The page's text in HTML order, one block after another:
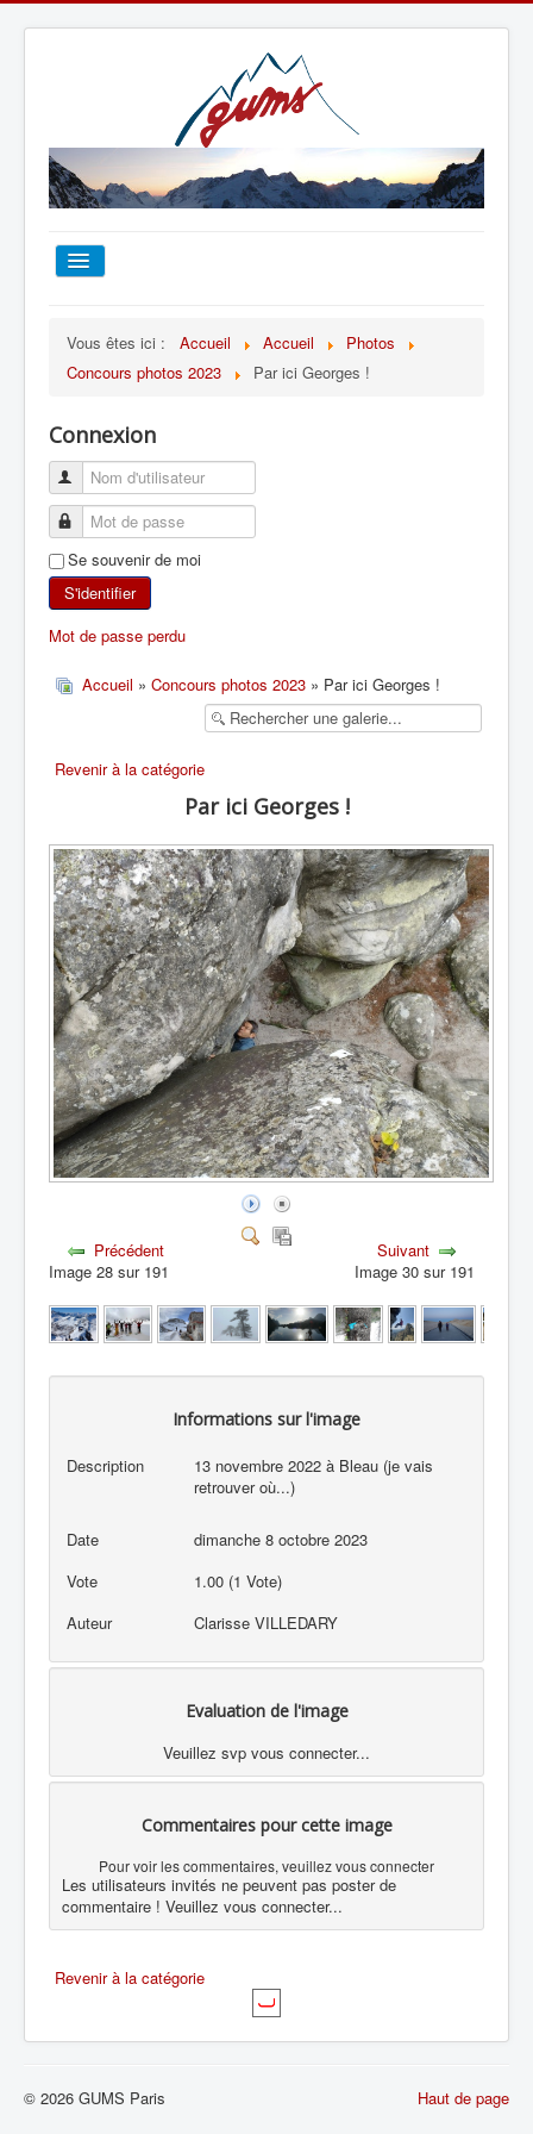
TOUT SUR LE GUMS
ESCALADE
ALPINISME
SKI DE RANDONNÉE
RANDONNÉE SPORTIVE
Vous êtes ici : Accueil Accueil
Photos
Concours photos 2023
Par ici Georges !
Connexion
Se souvenir de moi
S'identifier
Mot de passe perdu
Accueil » Concours photos 2023 » Par ici Georges !
Revenir à la catégorie
Par ici Georges !
Précédent
Image 28 sur 191
Suivant
Image 30 sur 191
Informations sur l'image
Description
13 novembre 2022 à Bleau (je vais
retrouver où...)
Date
dimanche 8 octobre 2023
Vote
1.00 (1 Vote)
Auteur
Clarisse VILLEDARY
Evaluation de l'image
Veuillez svp vous connecter...
Commentaires pour cette image
Pour voir les commentaires, veuillez vous connecter
Les utilisateurs invités ne peuvent pas poster de
commentaire ! Veuillez vous connecter...
Revenir à la catégorie
Haut de page
© 2026 GUMS Paris